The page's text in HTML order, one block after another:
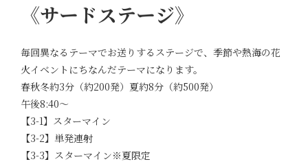
《サードステージ》
毎回異なるテーマでお送りするステージで、季節や熱海の花
火イベントにちなんだテーマになります。
春秋冬約3分（約200発）夏約8分（約500発）
午後8:40～
【3-1】スターマイン
【3-2】単発連射
【3-3】スターマイン※夏限定